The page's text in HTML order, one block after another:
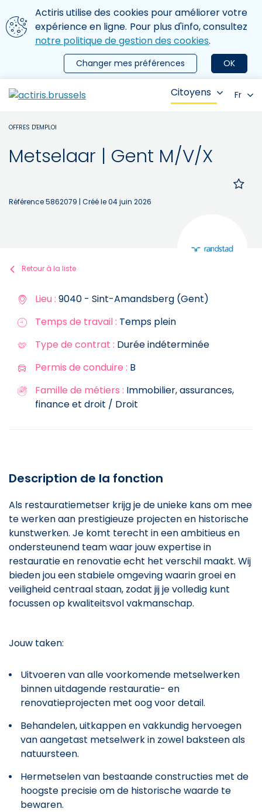
Aller au contenu principal
Nous utilisons des cookies
Actiris utilise des cookies pour améliorer votre
expérience en ligne. Pour plus d'info, consultez
notre politique de gestion des cookies.
OK
Changer mes préférences
le menu
Citoyens Fr
OFFRES D'EMPLOI
Metselaar | Gent M/V/X
Référence 5862079 | Créé le 04 juin 2026
Retour à la liste
Lieu : 9040 - Sint-Amandsberg (Gent)
Temps de travail : Temps plein
Type de contrat : Durée indéterminée
Permis de conduire : B
Famille de métiers : Immobilier, assurances,
finance et droit / Droit
Description de la fonction
Als restauratiemetser krijg je de unieke kans om mee
te werken aan prestigieuze projecten en historische
kunstwerken. Je komt terecht in een ambitieus en
ondersteunend team waar jouw expertise in
restauratie en renovatie echt het verschil maakt. Wij
bieden jou een stabiele omgeving waarin groei en
veiligheid centraal staan, zodat jij je volledig kunt
focussen op kwaliteitsvol vakmanschap.
Jouw taken:
Uitvoeren van alle voorkomende metselwerken
binnen uitdagende restauratie- en
renovatieprojecten met oog voor detail.
Behandelen, uitkappen en vakkundig hervoegen
van aangetast metselwerk in zowel baksteen als
natuursteen.
Hermetselen van bestaande constructies met de
hoogste precisie om de historische waarde te
bewaren.